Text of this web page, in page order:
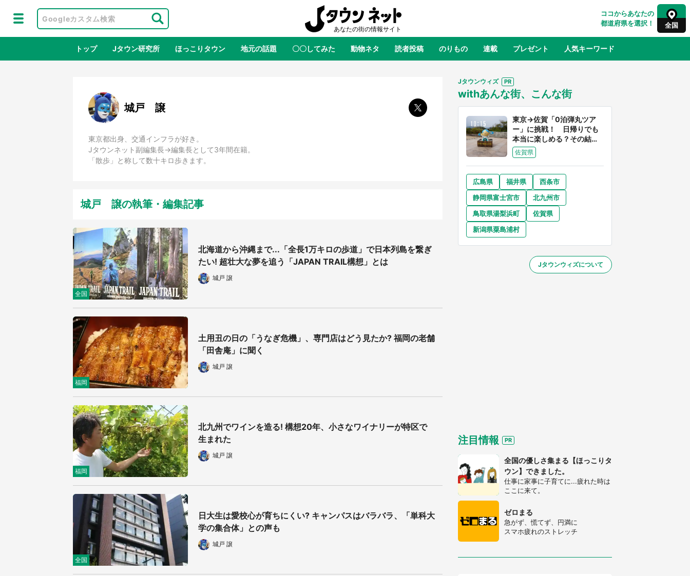
ココからあなたの
都道府県を選択！
全国
全国 全国
宮城 山形 福島
群馬 千葉 東京 神奈川
奈良 和歌山
山口
大分 宮崎
トップ Jタウン研究所 ほっこりタウン 地元の話題 〇〇してみた 動物ネタ 読者投稿 のりもの 連載 プレゼント 人気キーワード
ふるさと納税
ラプラス・ダークネスが栃木県を征
が生産されてます【7／31～1／31】
『小林さんちのメイドラゴン』と舞台
のモデル・越谷がコラボ 田んぼアー
トの見頃にあわせて企画続々【7／31
～】
もっとみる
城戸 譲
東京都出身、交通インフラが好き。
Jタウンネット副編集長→編集長として3年間在籍。
「散歩」と称して数十キロ歩きます。
城戸 譲の執筆・編集記事
全国
北海道から沖縄まで...「全長1万キロの歩道」で日本列島を繋ぎ
たい! 超壮大な夢を追う「JAPAN TRAIL構想」とは
城戸 譲
福岡
土用丑の日の「うなぎ危機」、専門店はどう見たか? 福岡の老舗
「田舎庵」に聞く
城戸 譲
福岡
北九州でワインを造る! 構想20年、小さなワイナリーが特区で
生まれた
城戸 譲
全国
日大生は愛校心が育ちにくい? キャンパスはバラバラ、「単科大
学の集合体」との声も
城戸 譲
Jタウンウィズ
withあんな街、こんな街
東京→佐賀「0泊弾丸ツア
ー」に挑戦！ 日帰りでも
本当に楽しめる？その結果
は...
佐賀県
広島県 福井県
西条市
静岡県富士宮市
北九州市
鳥取県湯梨浜町
佐賀県
新潟県粟島浦村
Jタウンウィズについて
注目情報
全国の優しさ集まる【ほっこりタ
ウン】できました。
仕事に家事に子育てに...疲れた時は
ここに来て。
ゼロまる
急がず、慌てず、円満に
スマホ疲れのストレッチ